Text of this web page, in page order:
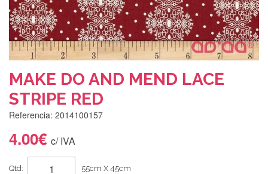
MAKE DO AND MEND LACE
STRIPE RED
Referencia: 2014100157
4.00€ c/ IVA
Qtd: 55cm X 45cm